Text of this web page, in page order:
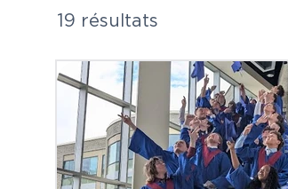
19 résultats